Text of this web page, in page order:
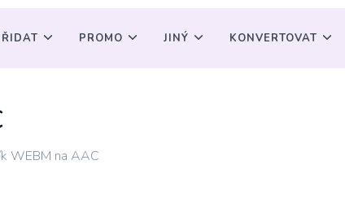
PROMO JINÝ KONVERTOVAT
WEBM na AAC